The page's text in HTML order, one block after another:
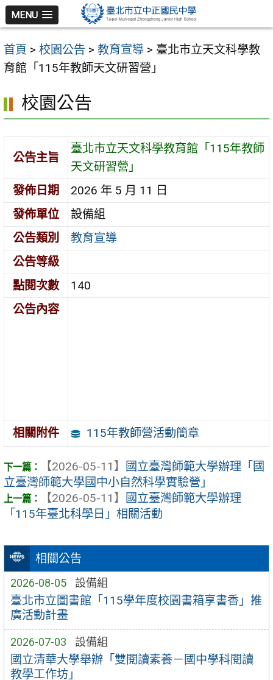
跳
至
主
要
容
區
MENU
首頁 > 校園公告 > 教育宣導 > 臺北市立天文科學教
育館「115年教師天文研習營」
相關公告
2026-08-05 設備組
臺北市立圖書館「115學年度校園書箱享書香」推
廣活動計畫
2026-07-03 設備組
國立清華大學舉辦「雙閱讀素養－國中學科閱讀
教學工作坊」
校園公告
公告主旨
臺北市立天文科學教育館「115年教師
天文研習營」
發佈日期
2026 年 5 月 11 日
發佈單位
設備組
公告類別
教育宣導
公告等級
點閱次數
140
公告內容
相關附件 115年教師營活動簡章
【2026-05-11】
國立臺灣師範大學辦理「國
立臺灣師範大學國中小自然科學實驗營」
【2026-05-11】
國立臺灣師範大學辦理
「115年臺北科學日」相關活動